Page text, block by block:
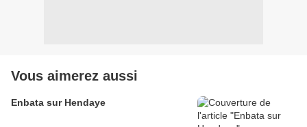
Vous aimerez aussi
Enbata sur Hendaye